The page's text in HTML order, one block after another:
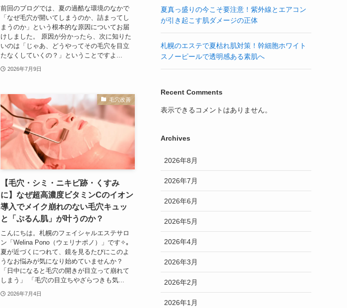
前回のブログでは、夏の過酷な環境のなかで
「なぜ毛穴が開いてしまうのか、詰まってし
まうのか」という根本的な原因についてお届
けしました。 原因が分かったら、次に知りた
いのは「じゃあ、どうやってその毛穴を目立
たなくしていくの？」ということですよ...
2026年7月9日
毛穴改善
【毛穴・シミ・ニキビ跡・くすみ
に】なぜ超高濃度ビタミンCのイオン
導入でメイク崩れのない毛穴キュッ
と「ぷるん肌」が叶うのか？
こんにちは。札幌のフェイシャルエステサロ
ン「Welina Pono（ウェリナポノ）」です✧｡
夏が近づくにつれて、鏡を見るたびにこのよ
うなお悩みが気になり始めていませんか？
「日中になると毛穴の開きが目立って崩れて
しまう」 「毛穴の目立ちやざらつきも気...
2026年7月4日
夏真っ盛りの今こそ要注意！紫外線とエアコン
が引き起こす肌ダメージの正体
札幌のエステで夏枯れ肌対策！幹細胞ホワイト
スノーピールで透明感ある素肌へ
Recent Comments
表示できるコメントはありません。
Archives
2026年8月
2026年7月
2026年6月
2026年5月
2026年4月
2026年3月
2026年2月
2026年1月